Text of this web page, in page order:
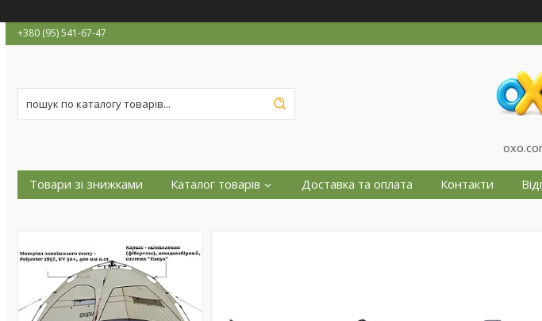
+380 (95) 541-67-47
Товари зі знижками Каталог товарів Доставка та оплата Контакти